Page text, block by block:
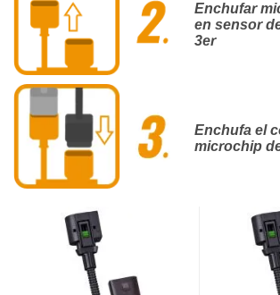
Enchufar
en sensor
3er
Enchufa el
microchip